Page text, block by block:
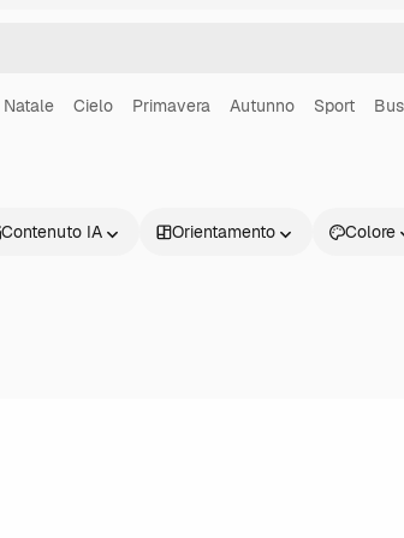
Natale Cielo Primavera Autunno Sport
Contenuto IA Orientamento Colore